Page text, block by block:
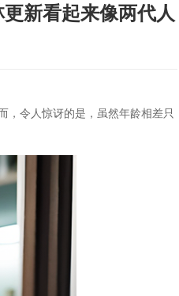
新看起来像两代人
，令人惊讶的是，虽然年龄相差只